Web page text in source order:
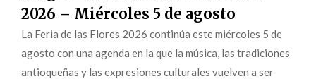
2026 – Miércoles 5 de agosto
La Feria de las Flores 2026 continúa este miércoles 5 de
agosto con una agenda en la que la música, las tradiciones
antioqueñas y las expresiones culturales vuelven a ser